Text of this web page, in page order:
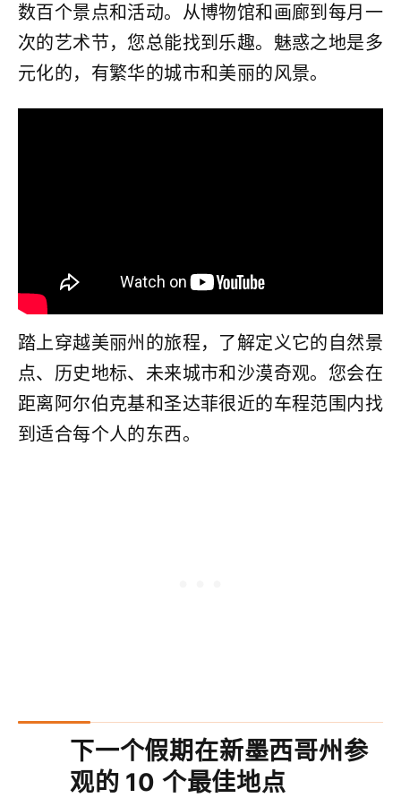
数百个景点和活动。从博物馆和画廊到每月一
次的艺术节，您总能找到乐趣。魅惑之地是多
元化的，有繁华的城市和美丽的风景。
踏上穿越美丽州的旅程，了解定义它的自然景
点、历史地标、未来城市和沙漠奇观。您会在
距离阿尔伯克基和圣达菲很近的车程范围内找
到适合每个人的东西。
下一个假期在新墨西哥州参
观的 10 个最佳地点